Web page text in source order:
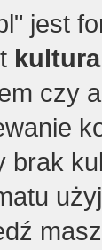
jest
czy